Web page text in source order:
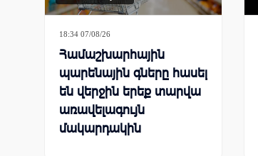
18:34 07/08/26
Համաշխարհային
պարենային գները հասել
են վերջին երեք տարվա
առավելագույն
մակարդակին